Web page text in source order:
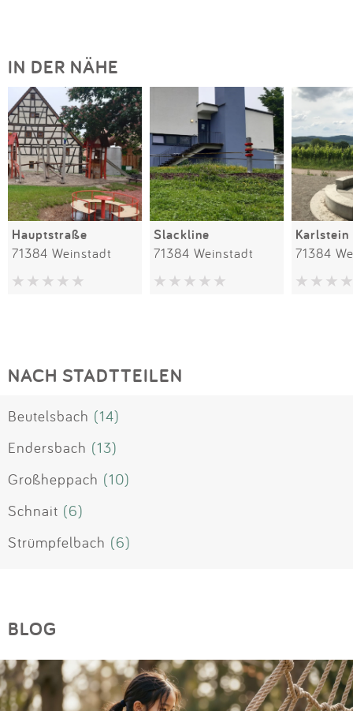
IN DER NÄHE
Hauptstraße
71384 Weinstadt
Slackline
71384 Weinstadt
Karlstein
71384
NACH STADTTEILEN
Beutelsbach (14)
Endersbach (13)
Großheppach (10)
Schnait (6)
Strümpfelbach (6)
BLOG